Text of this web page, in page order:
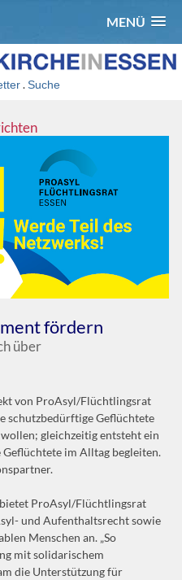
MENÜ
.Suche
fördern
über
von ProAsyl/Flüchtlingsrat
schutzbedürftige Geflüchtete
gleichzeitig entsteht ein
im Alltag begleiten.
ProAsyl/Flüchtlingsrat
und Aufenthaltsrecht sowie
Menschen an. „So
mit solidarischem
die Unterstützung für